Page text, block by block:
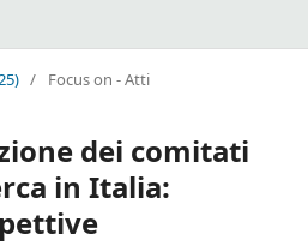
/ Focus on - Atti
dei comitati
in Italia: